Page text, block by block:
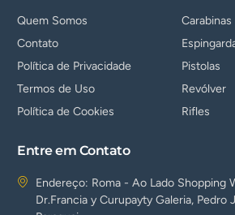
Quem Somos
Contato
Política de Privacidade
Termos de Uso
Política de Cookies
Carabinas
Pistolas
Revólver
Rifles
Entre em Contato
Endereço: Roma - Ao Lado Shopping
Dr.Francia y Curupayty Galeria, Pedro